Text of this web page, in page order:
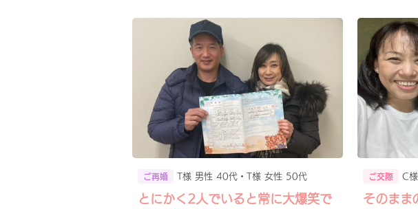
ご再婚 T様 男性 40代・T様 女性 50代
とにかく2人でいると常に大爆笑で
ご交際 C
そのまま